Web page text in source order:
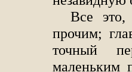
Все это,
прочим;
точный
маленьким